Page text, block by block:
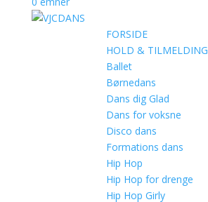
FORSIDE
HOLD & TILMELDING
Ballet
Børnedans
Dans dig Glad
Dans for voksne
Disco dans
Formations dans
Hip Hop
Hip Hop for drenge
Hip Hop Girly